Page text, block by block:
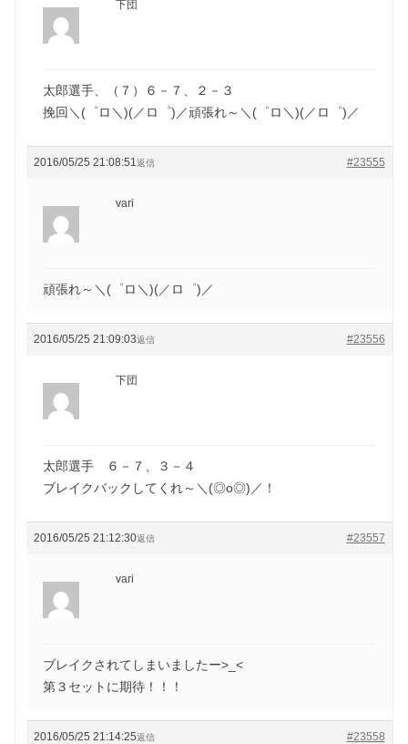
下団
太郎選手、（７）６－７、２－３
挽回＼(゜ロ＼)(／ロ゜)／頑張れ～＼(゜ロ＼)(／ロ゜)／
2016/05/25 21:08:51 #23555
返信
vari
頑張れ～＼(゜ロ＼)(／ロ゜)／
2016/05/25 21:09:03 #23556
返信
下団
太郎選手 ６－７、３－４
ブレイクバックしてくれ～＼(◎o◎)／！
2016/05/25 21:12:30 #23557
返信
vari
ブレイクされてしまいましたー>_<
第３セットに期待！！！
2016/05/25 21:14:25 #23558
返信